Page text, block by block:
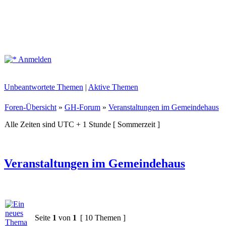
Anmelden
Unbeantwortete Themen | Aktive Themen
Foren-Übersicht » GH-Forum » Veranstaltungen im Gemeindehaus
Alle Zeiten sind UTC + 1 Stunde [ Sommerzeit ]
Veranstaltungen im Gemeindehaus
Seite 1 von 1 [ 10 Themen ]